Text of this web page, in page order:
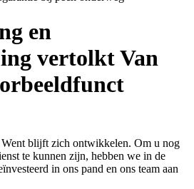
en
vertolkt Van
blijft zich ontwikkelen. Om u nog
te kunnen zijn, hebben we in de
in ons pand en ons team aan